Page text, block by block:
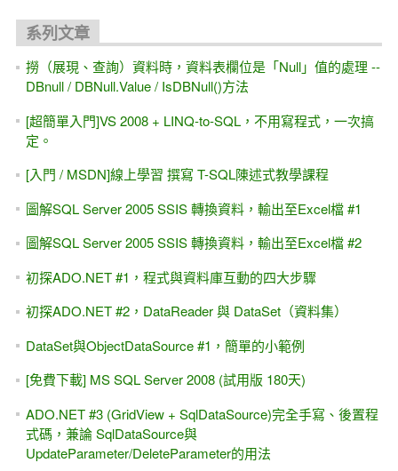
ASP.NET 10.0 MVC 線上教學 免費試聽 教學視頻
[ASP.NET MVC] Web API測試工具 Http Fuzzing - VS2026/
.NET 10.0
[AI教你寫程式]透過AI, Copilot能學會ASP.NET MVC嗎？30分
鐘試試看
[轉職,求職]我適合做 程式設計嗎？免費4小時實戰課程 看自
己適不適合? (Web後端)
[ASP.NET Core MVC] 三小時 初學者 快速入門 (也適用 .NET
6.0~8.0~10.0版 + VS2022 / VS2026)
ASP.NET 9.0 WebAPI - 消失的swagger ,改用OpenAPI 與
Scalar ,測試WebAPI的好工具
[ASP.NET MVC + WebAPI] JSON，採用新版System .Text.
Json命名空間
Core 6.0起 ~ 8.0, 9.0版)
[C# 超入門] .NET 現學現賣 最實用的程式入門教學 / 線上課